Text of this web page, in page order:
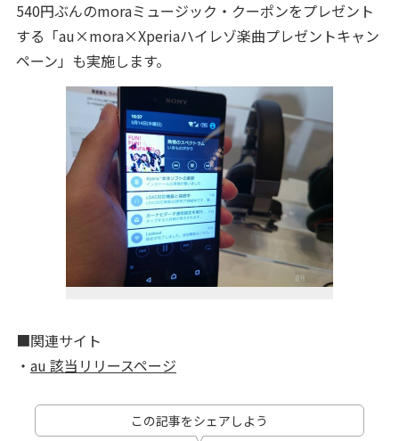
540円ぶんのmoraミュージック・クーポンをプレゼント
する「au×mora×Xperiaハイレゾ楽曲プレゼントキャン
ペーン」も実施します。
■関連サイト
・ au 該当リリースページ
この記事をシェアしよう